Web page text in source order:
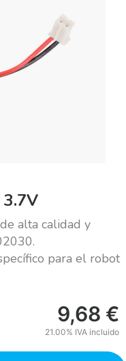
alta calidad y
para el robot
9,68 €
21.00% IVA incluido